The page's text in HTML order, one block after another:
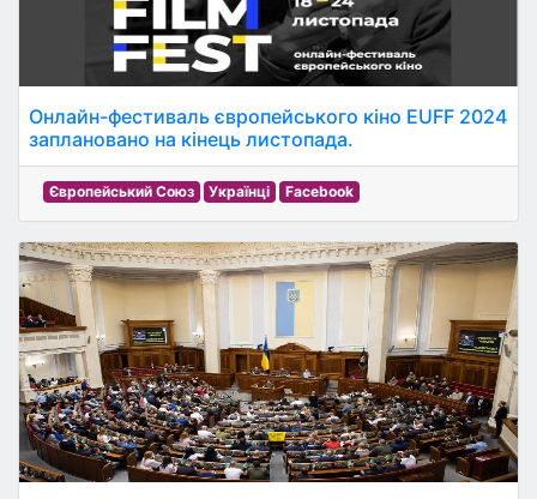
Онлайн-фестиваль європейського кіно EUFF 2024
заплановано на кінець листопада.
Європейський Союз Українці Facebook